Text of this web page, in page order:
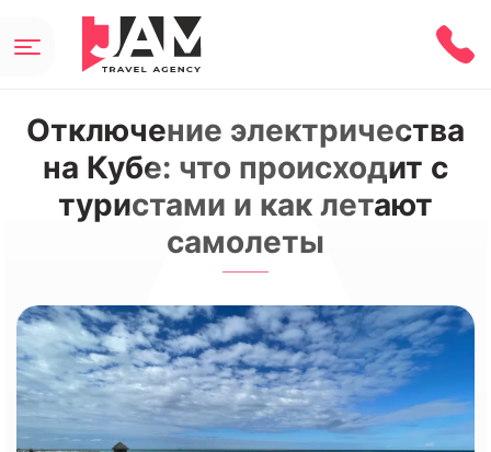
Отключение электричества
на Кубе: что происходит с
туристами и как летают
самолеты